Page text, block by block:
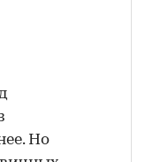
Но